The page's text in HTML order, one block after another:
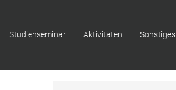
Studienseminar Aktivitäten Sonstiges